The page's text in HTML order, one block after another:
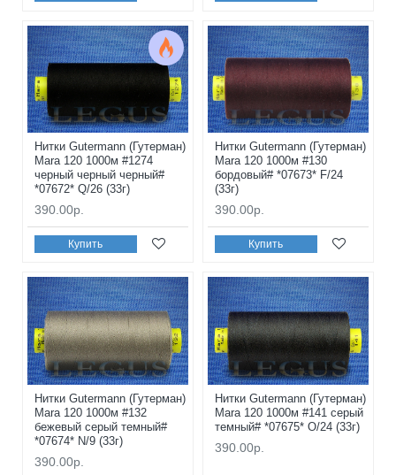
Нитки Gutermann (Гутерман)
Mara 120 1000м #1274
черный черный черный#
*07672* Q/26 (33г)
390.00р.
Купить
Нитки Gutermann (Гутерман)
Mara 120 1000м #130
бордовый# *07673* F/24
(33г)
390.00р.
Купить
Нитки Gutermann (Гутерман)
Mara 120 1000м #132
бежевый серый темный#
*07674* N/9 (33г)
390.00р.
Нитки Gutermann (Гутерман)
Mara 120 1000м #141 серый
темный# *07675* O/24 (33г)
390.00р.